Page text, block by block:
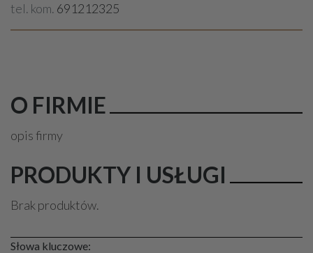
tel. kom. 691212325
O FIRMIE
opis firmy
PRODUKTY I USŁUGI
Brak produktów.
Słowa kluczowe: